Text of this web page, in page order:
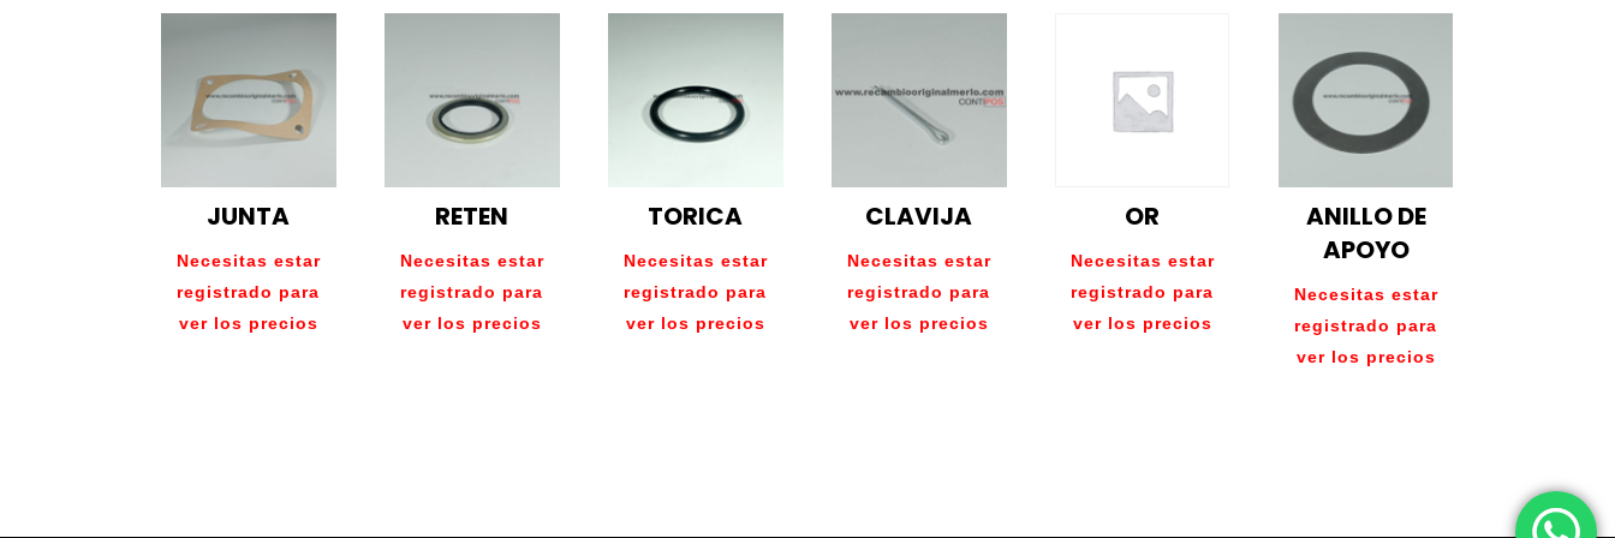
JUNTA
Necesitas estar
registrado para
ver los precios
RETEN
Necesitas estar
registrado para
ver los precios
TORICA
Necesitas estar
registrado para
ver los precios
CLAVIJA
Necesitas estar
registrado para
ver los precios
OR
Necesitas estar
registrado para
ver los precios
ANILLO DE
APOYO
Necesitas estar
registrado para
ver los precios